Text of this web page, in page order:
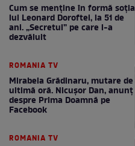
Cum se menţine în formă soţia
lui Leonard Doroftei, la 51 de
ani. „Secretul” pe care l-a
dezvăluit
ROMANIA TV
Mirabela Grădinaru, mutare de
ultimă oră. Nicuşor Dan, anunţ
despre Prima Doamnă pe
Facebook
ROMANIA TV